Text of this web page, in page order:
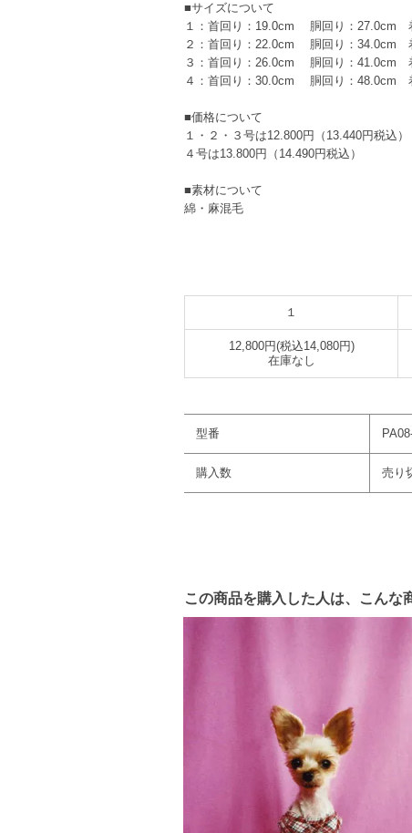
■サイズについて
１：首回り：19.0cm 胴回り：27.0cm
２：首回り：22.0cm 胴回り：34.0cm
３：首回り：26.0cm 胴回り：41.0cm
４：首回り：30.0cm 胴回り：48.0cm
■価格について
１・２・３号は12.800円（13.440円税込）
４号は13.800円（14.490円税込）
■素材について
綿・麻混毛
１
12,800円(税込14,080円)
在庫なし
型番
購入数 売り
この商品を購入した人は、こんな